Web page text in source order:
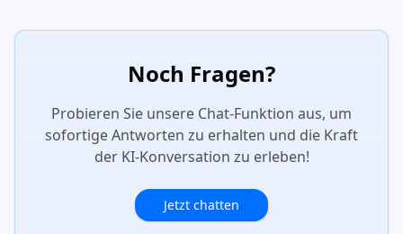
Noch Fragen?
Probieren Sie unsere Chat-Funktion aus, um
sofortige Antworten zu erhalten und die Kraft
der KI-Konversation zu erleben!
Jetzt chatten